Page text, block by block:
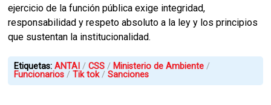
ejercicio de la función pública exige integridad,
responsabilidad y respeto absoluto a la ley y los principios
que sustentan la institucionalidad.
Etiquetas:ANTAI CSS
Ministerio de Ambiente
Funcionarios
Tik tok Sanciones